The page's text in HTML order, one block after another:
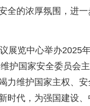
的浓厚氛围，进一
展览中心举办2025
护国家安全委员会
力维护国家主权、
时代，为强国建设